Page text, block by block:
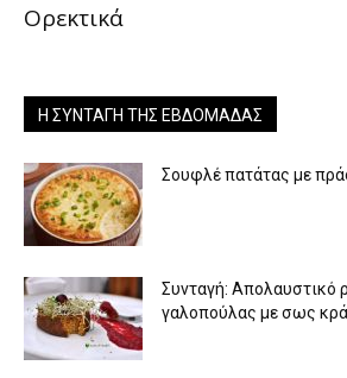
Ορεκτικά
Η ΣΥΝΤΑΓΉ ΤΗΣ ΕΒΔΟΜΆΔΑΣ
Σουφλέ πατάτας με
Συνταγή: Απολαυστικό
γαλοπούλας με σως